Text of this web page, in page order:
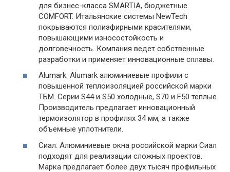
для бизнес-класса SMARTIA, бюджетные
COMFORT. Итальянские системы NewTech
покрываются полиэфирными красителями,
повышающими износостойкость и
долговечность. Компания ведет собственные
разработки и применяет инновационные сплавы.
Alumark. Alumark алюминиевые профили с
повышенной теплоизоляцией российской марки
ТБМ. Серии S44 и S50 холодные, S70 и F50 теплые.
Производитель предлагает инновационный
термоизолятор в профилях 34 мм, а также
объемные уплотнители.
Сиал. Алюминиевые окна российской марки Сиал
подходят для реализации сложных проектов.
Марка предлагает более двух тысяч профильных